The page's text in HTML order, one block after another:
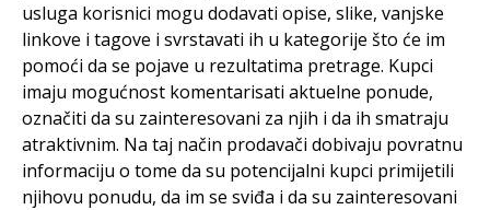
usluga korisnici mogu dodavati opise, slike, vanjske
linkove i tagove i svrstavati ih u kategorije što će im
pomoći da se pojave u rezultatima pretrage. Kupci
imaju mogućnost komentarisati aktuelne ponude,
označiti da su zainteresovani za njih i da ih smatraju
atraktivnim. Na taj način prodavači dobivaju povratnu
informaciju o tome da su potencijalni kupci primijetili
njihovu ponudu, da im se sviđa i da su zainteresovani